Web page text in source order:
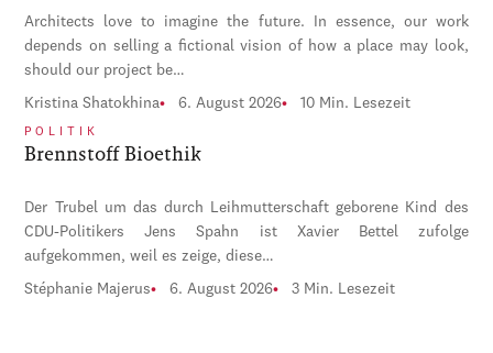
Architects love to imagine the future. In essence, our work
depends on selling a fictional vision of how a place may look,
should our project be…
Kristina Shatokhina 6. August 2026 10 Min. Lesezeit
POLITIK
Brennstoff Bioethik
Der Trubel um das durch Leihmutterschaft geborene Kind des
CDU-Politikers Jens Spahn ist Xavier Bettel zufolge
aufgekommen, weil es zeige, diese…
Stéphanie Majerus 6. August 2026 3 Min. Lesezeit